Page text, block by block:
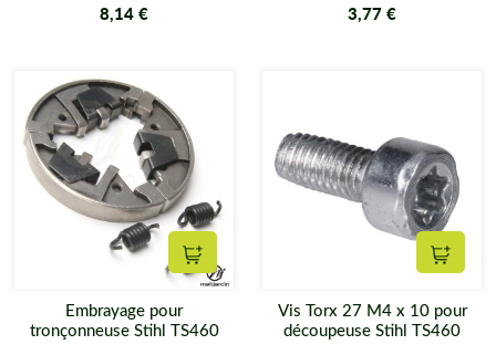
8,14 € 3,77 €
Ajouter au panier
Embrayage pour
tronçonneuse Stihl TS460
Vis Torx 27 M4 x 10 pour
découpeuse Stihl TS460